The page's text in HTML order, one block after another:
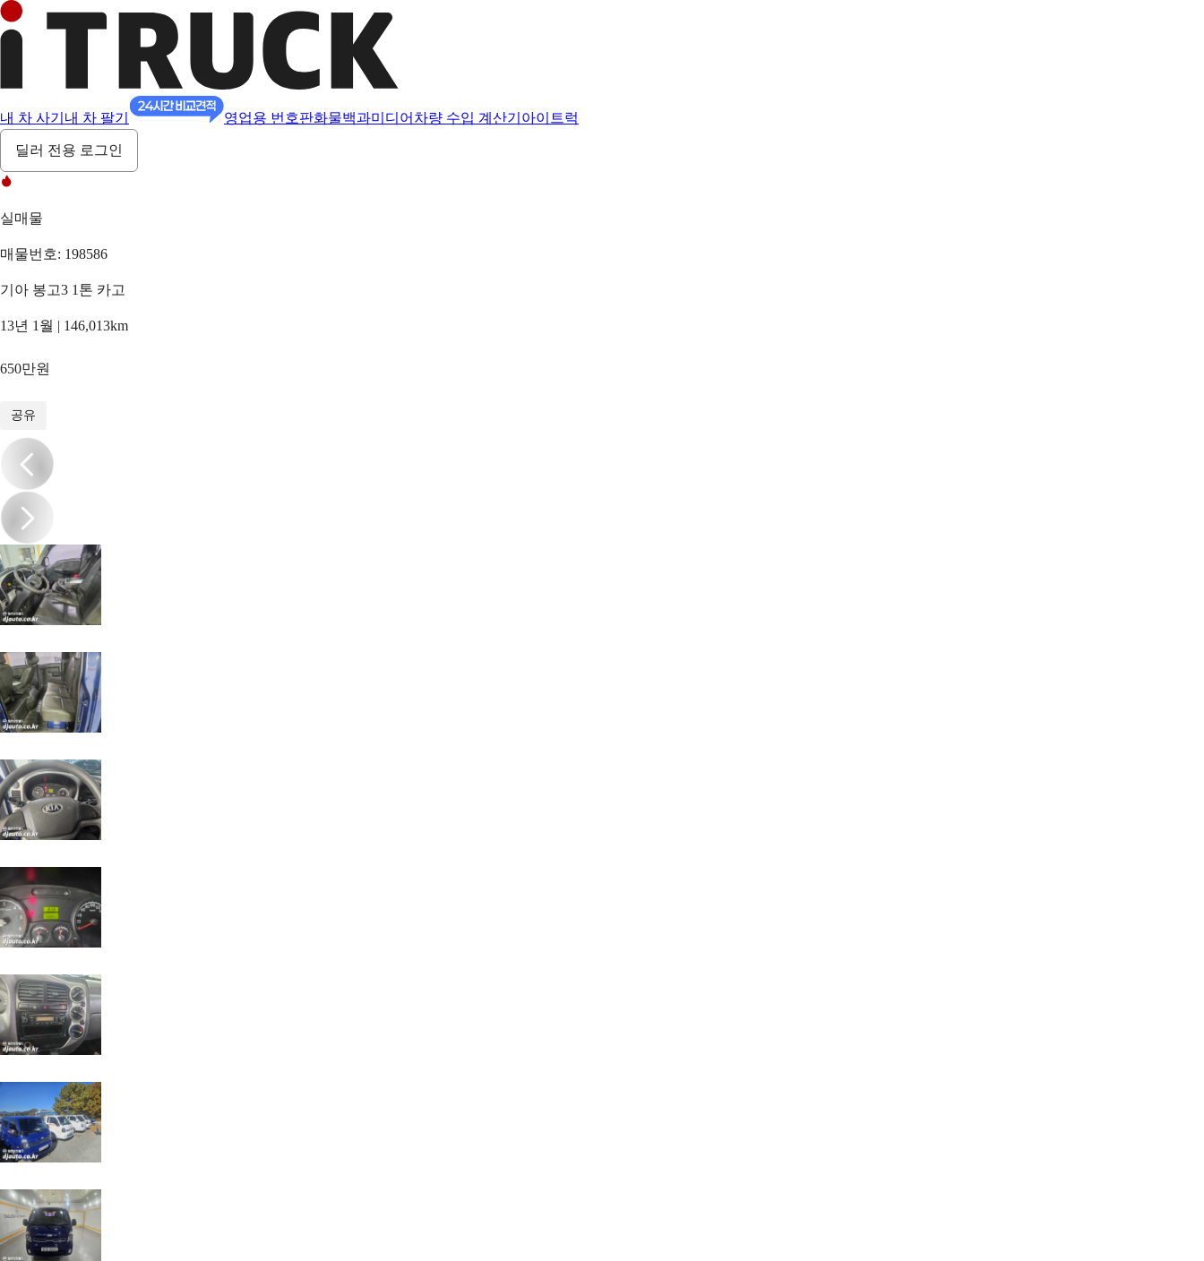
내 차 사기 내 차 팔기 영업용 번호판화물백과미디어 차량 수입 계산기 아이트럭
딜러 전용 로그인
실매물
매물번호: 198586
기아 봉고3 1톤 카고
13년 1월 | 146,013km
650만원
공유
/12